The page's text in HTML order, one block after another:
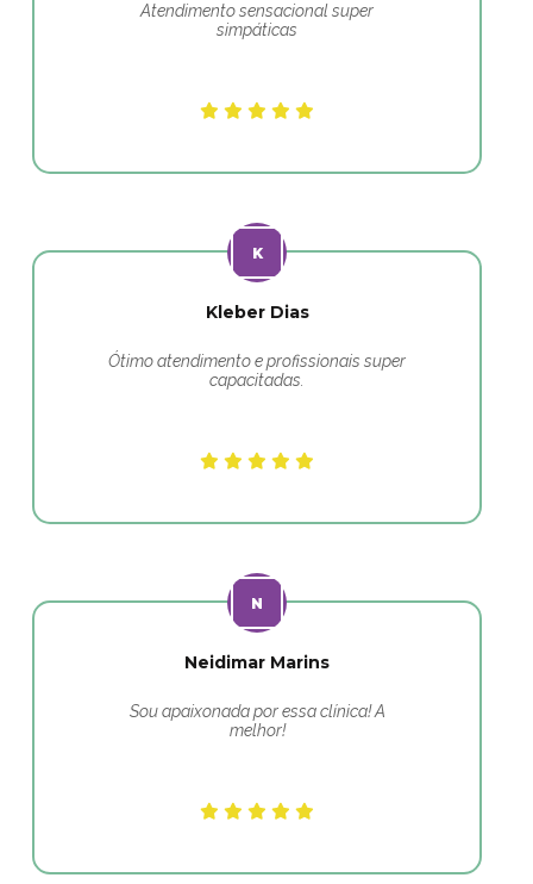
Atendimento sensacional super
simpáticas
Kleber Dias
Ótimo atendimento e profissionais super
capacitadas.
Neidimar Marins
Sou apaixonada por essa clínica! A
melhor!